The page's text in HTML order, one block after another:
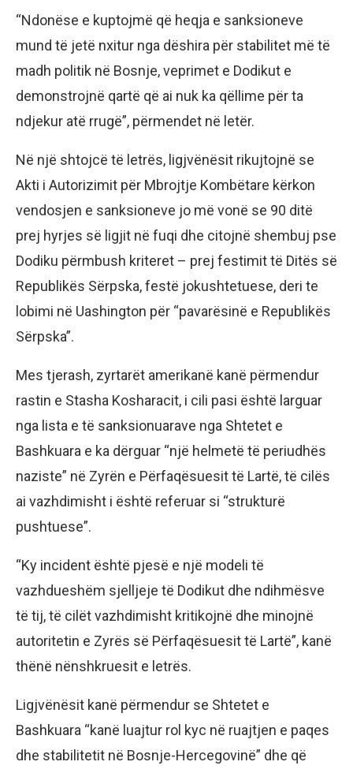
“Ndonëse e kuptojmë që heqja e sanksioneve
mund të jetë nxitur nga dëshira për stabilitet më të
madh politik në Bosnje, veprimet e Dodikut e
demonstrojnë qartë që ai nuk ka qëllime për ta
ndjekur atë rrugë”, përmendet në letër.
Në një shtojcë të letrës, ligjvënësit rikujtojnë se
Akti i Autorizimit për Mbrojtje Kombëtare kërkon
vendosjen e sanksioneve jo më vonë se 90 ditë
prej hyrjes së ligjit në fuqi dhe citojnë shembuj pse
Dodiku përmbush kriteret – prej festimit të Ditës së
Republikës Sërpska, festë jokushtetuese, deri te
lobimi në Uashington për “pavarësinë e Republikës
Sërpska”.
Mes tjerash, zyrtarët amerikanë kanë përmendur
rastin e Stasha Kosharacit, i cili pasi është larguar
nga lista e të sanksionuarave nga Shtetet e
Bashkuara e ka dërguar “një helmetë të periudhës
naziste” në Zyrën e Përfaqësuesit të Lartë, të cilës
ai vazhdimisht i është referuar si “strukturë
pushtuese”.
“Ky incident është pjesë e një modeli të
vazhdueshëm sjelljeje të Dodikut dhe ndihmësve
të tij, të cilët vazhdimisht kritikojnë dhe minojnë
autoritetin e Zyrës së Përfaqësuesit të Lartë”, kanë
thënë nënshkruesit e letrës.
Ligjvënësit kanë përmendur se Shtetet e
Bashkuara “kanë luajtur rol kyc në ruajtjen e paqes
dhe stabilitetit në Bosnje-Hercegovinë” dhe që